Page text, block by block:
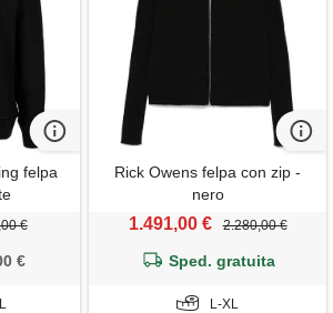
felpa
&
€
€
Rick Owens felpa con zip -
nero
1.491,00 € 2.280,00 €
Sped. gratuita
L-XL